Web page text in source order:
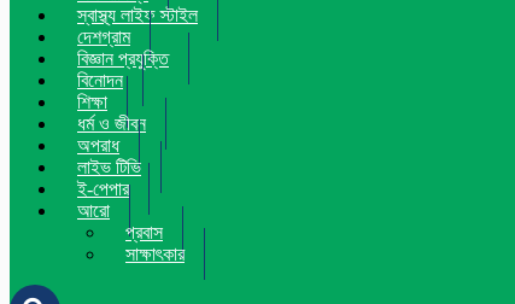
স্বাস্থ্য লাইফ স্টাইল
দেশগ্রাম
বিজ্ঞান প্রযুক্তি
বিনোদন
শিক্ষা
ধর্ম ও জীবন
অপরাধ
লাইভ টিভি
ই-পেপার
আরো
প্রবাস
সাক্ষাৎকার